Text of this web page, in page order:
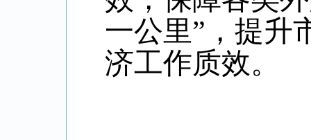
一公里”，提升
济工作质效。